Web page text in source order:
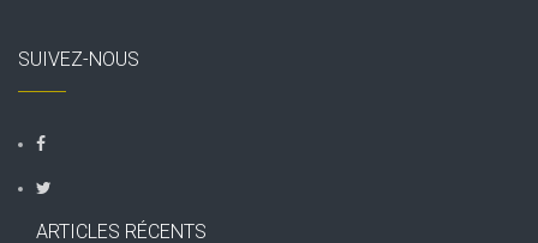
SUIVEZ-NOUS
ARTICLES RÉCENTS